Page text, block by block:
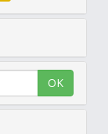
OK